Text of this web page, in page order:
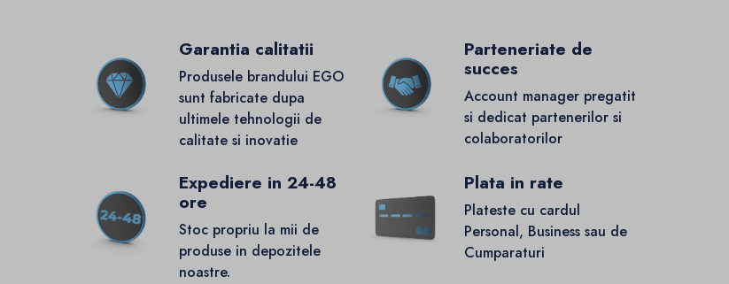
Garantia calitatii
Produsele brandului EGO
sunt fabricate dupa
ultimele tehnologii de
calitate si inovatie
Parteneriate de
succes
Account manager pregatit
si dedicat partenerilor si
colaboratorilor
Expediere in 24-48
ore
Stoc propriu la mii de
produse in depozitele
noastre.
Plata in rate
Plateste cu cardul
Personal, Business sau de
Cumparaturi